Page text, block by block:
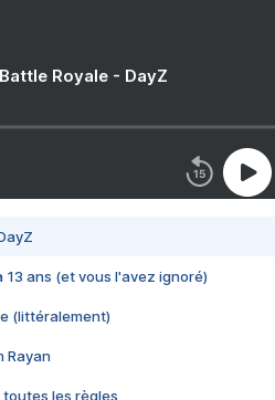
Royale - DayZ
13 ans (et vous l'avez ignoré)
(littéralement)
Rayan
toutes les règles